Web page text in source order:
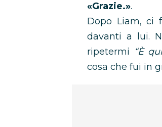
«Grazie.».
Dopo Liam, ci
davanti a lui.
ripetermi
“È
cosa che fui in